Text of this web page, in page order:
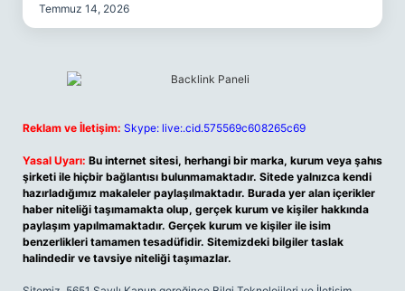
Temmuz 14, 2026
Reklam ve İletişim: Skype: live:.cid.575569c608265c69
Yasal Uyarı: Bu internet sitesi, herhangi bir marka, kurum veya şahıs
şirketi ile hiçbir bağlantısı bulunmamaktadır. Sitede yalnızca kendi
hazırladığımız makaleler paylaşılmaktadır. Burada yer alan içerikler
haber niteliği taşımamakta olup, gerçek kurum ve kişiler hakkında
paylaşım yapılmamaktadır. Gerçek kurum ve kişiler ile isim
benzerlikleri tamamen tesadüfidir. Sitemizdeki bilgiler taslak
halindedir ve tavsiye niteliği taşımazlar.